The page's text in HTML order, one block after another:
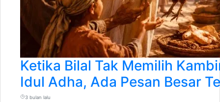
Ketika Bilal Tak Memilih
Idul Adha, Ada Pesan Besar
3 bulan lalu